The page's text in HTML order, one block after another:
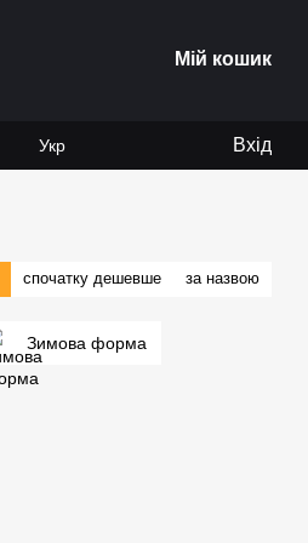
Мій кошик
Укр Вхід
спочатку дешевше за назвою
Зимова форма